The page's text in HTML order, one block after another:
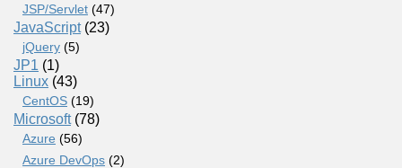
JSP/Servlet (47)
JavaScript(23)
jQuery (5)
JP1 (1)
Linux (43)
CentOS (19)
Microsoft(78)
Azure (56)
Azure DevOps (2)